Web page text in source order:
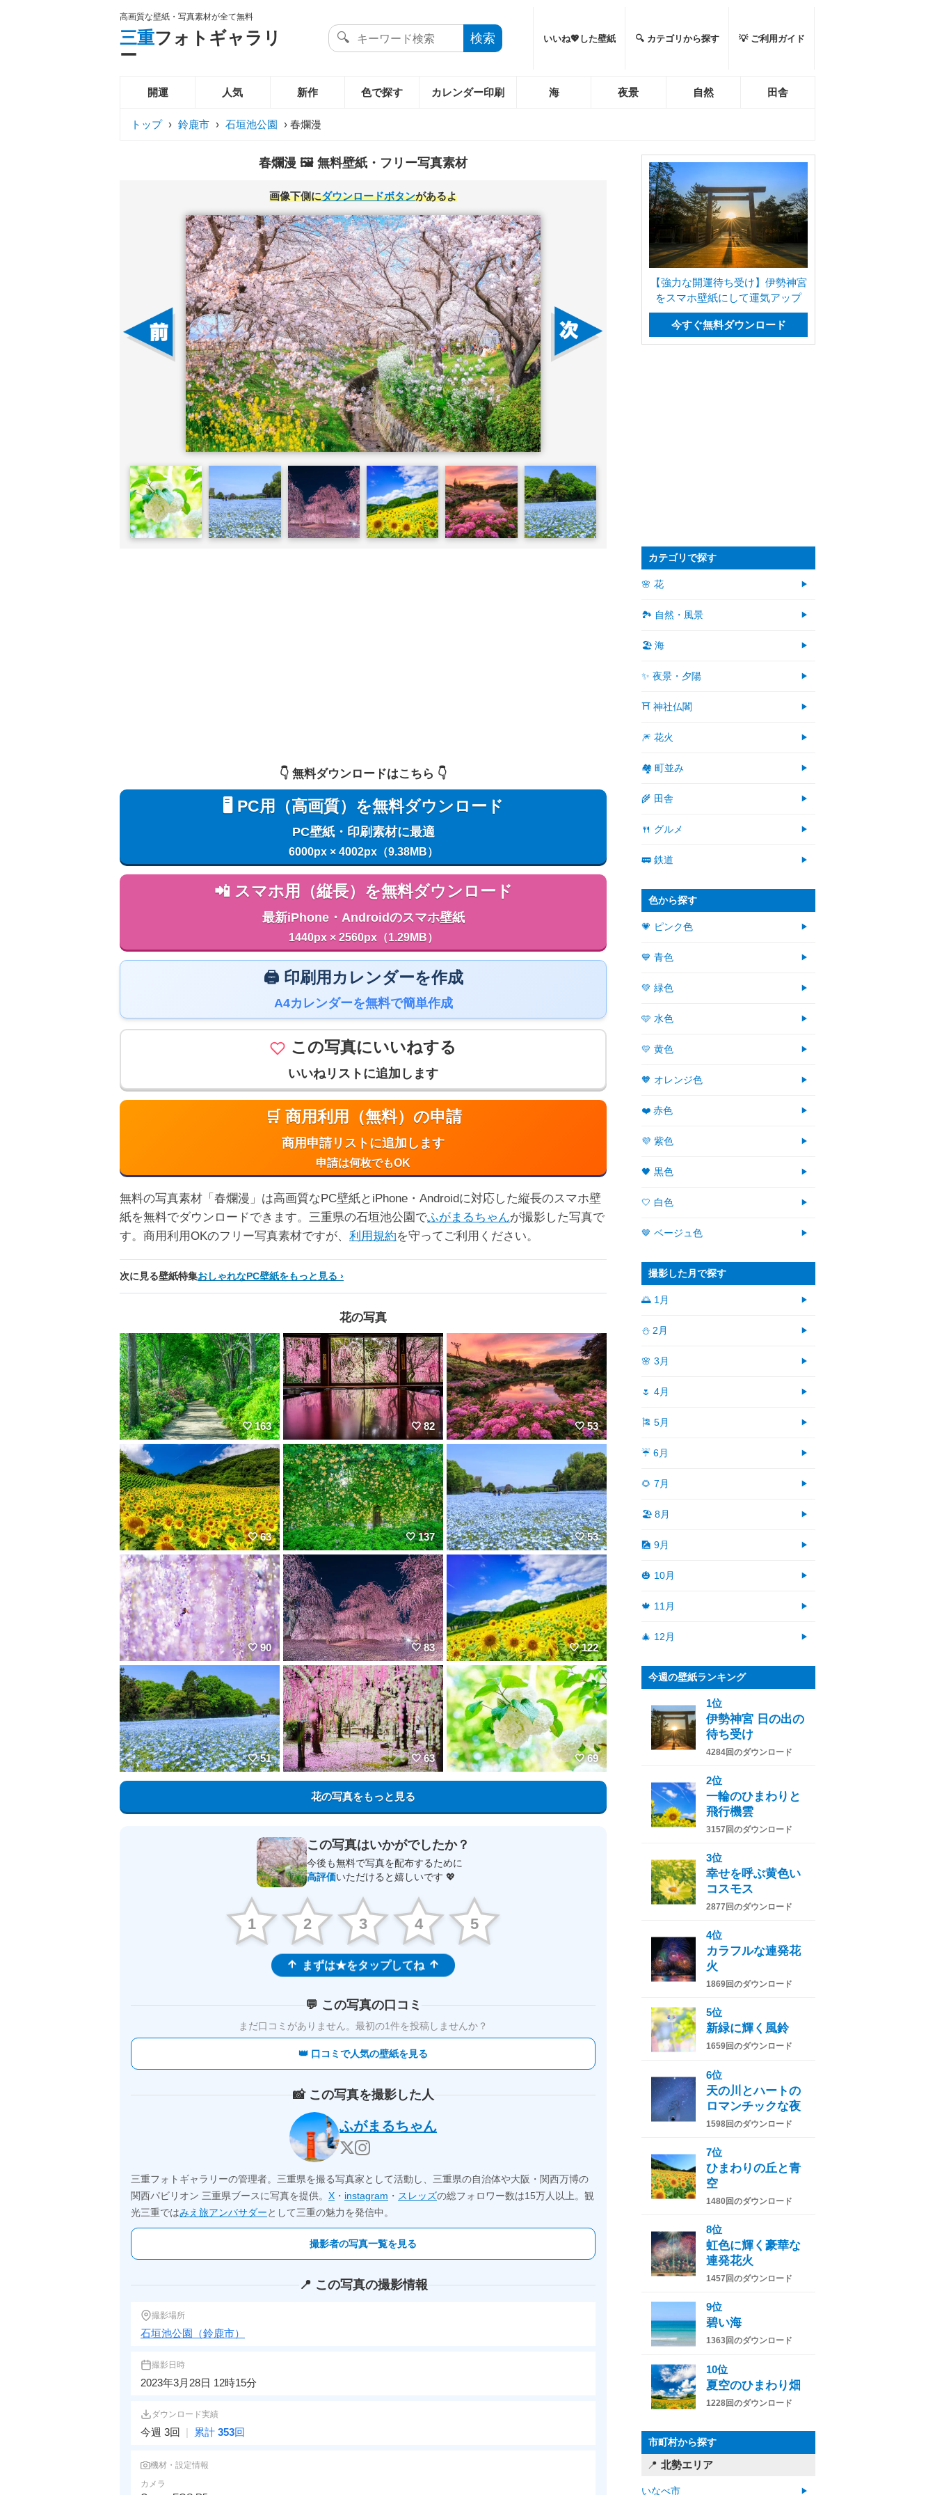
高画質な壁紙・写真素材が全て無料
三重フォトギャラリ
ー
いいね💖した壁紙 🔍 カテゴリから探す 💡 ご利用ガイド
開運 人気 新作 色で探す カレンダー印刷 海 夜景 自然 田舎
トップ › 鈴鹿市 › 石垣池公園 › 春爛漫
春爛漫 🖼️ 無料壁紙・フリー写真素材
画像下側にダウンロードボタンがあるよ
👇️ 無料ダウンロードはこちら 👇️
🖥️ PC用（高画質）を無料ダウンロード
PC壁紙・印刷素材に最適
6000px × 4002px（9.38MB）
📲 スマホ用（縦長）を無料ダウンロード
最新iPhone・Androidのスマホ壁紙
1440px × 2560px（1.29MB）
🖨️ 印刷用カレンダーを作成
A4カレンダーを無料で簡単作成
この写真にいいねする
いいねリストに追加します
🛒 商用利用（無料）の申請
商用申請リストに追加します
申請は何枚でもOK
無料の写真素材「春爛漫」は高画質なPC壁紙とiPhone・Androidに対応した縦長のスマホ壁
紙を無料でダウンロードできます。三重県の石垣池公園でふがまるちゃんが撮影した写真で
す。商用利用OKのフリー写真素材ですが、 利用規約を守ってご利用ください。
次に見る壁紙特集おしゃれなPC壁紙をもっと見る
花の写真
163 82 53
63 137 53
90 83 122
51 63 69
花の写真をもっと見る
この写真はいかがでしたか？
今後も無料で写真を配布するために
高評価いただけると嬉しいです 💖
1 2 3 4 5
まずは★をタップしてね
💬 この写真の口コミ
まだ口コミがありません。 最初の1件を投稿しませんか？
👑 口コミで人気の壁紙を見る
📸 この写真を撮影した人
ふがまるちゃん
三重フォトギャラリーの管理者。三重県を撮る写真家として活動し、三重県の自治体や大阪・関西万博の
関西パビリオン 三重県ブースに写真を提供。 X ・ instagram ・ スレッズの総フォロワー数は15万人以上。観
光三重ではみえ旅アンバサダーとして三重の魅力を発信中。
撮影者の写真一覧を見る
📍 この写真の撮影情報
撮影場所
石垣池公園（鈴鹿市）
撮影日時
2023年3月28日 12時15分
ダウンロード実績
今週 3回 | 累計 353回
機材・設定情報
カメラ
【強力な開運待ち受け】伊勢神宮
をスマホ壁紙にして運気アップ
今すぐ無料ダウンロード
カテゴリで探す
🌸 花
🏞️ 自然・風景
🏖 海
✨ 夜景・夕陽
⛩ 神社仏閣
🎆 花火
🏘 町並み
🌾 田舎
🍴 グルメ
🚃 鉄道
色から探す
💗 ピンク色
💙 青色
💚 緑色
🩵 水色
💛 黄色
🧡 オレンジ色
❤️ 赤色
💜 紫色
🖤 黒色
🤍 白色
🤎 ベージュ色
撮影した月で探す
🌅 1月
⛄ 2月
🌸 3月
🌷 4月
🎏 5月
☔ 6月
🌻 7月
🏖 8月
🎑 9月
🎃 10月
🍁 11月
🎄 12月
今週の壁紙ランキング
1位
伊勢神宮 日の出の
待ち受け
4284回のダウンロード
2位
一輪のひまわりと
飛行機雲
3157回のダウンロード
3位
幸せを呼ぶ黄色い
コスモス
2877回のダウンロード
4位
カラフルな連発花
火
1869回のダウンロード
5位
新緑に輝く風鈴
1659回のダウンロード
6位
天の川とハートの
ロマンチックな夜
1598回のダウンロード
7位
ひまわりの丘と青
空
1480回のダウンロード
8位
虹色に輝く豪華な
連発花火
1457回のダウンロード
9位
碧い海
1363回のダウンロード
10位
夏空のひまわり畑
1228回のダウンロード
市町村から探す
北勢エリア
いなべ市